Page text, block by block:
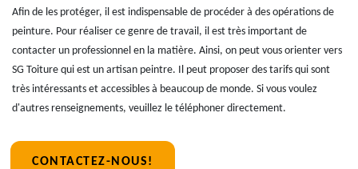
Afin de les protéger, il est indispensable de procéder à des opérations de
peinture. Pour réaliser ce genre de travail, il est très important de
contacter un professionnel en la matière. Ainsi, on peut vous orienter vers
SG Toiture qui est un artisan peintre. Il peut proposer des tarifs qui sont
très intéressants et accessibles à beaucoup de monde. Si vous voulez
d'autres renseignements, veuillez le téléphoner directement.
CONTACTEZ-NOUS!